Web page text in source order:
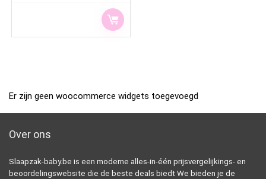
Er zijn geen woocommerce widgets toegevoegd
Over ons
Slaapzak-baby.be is een moderne alles-in-één prijsvergelijkings- en
beoordelingswebsite die de beste deals biedt We bieden je de